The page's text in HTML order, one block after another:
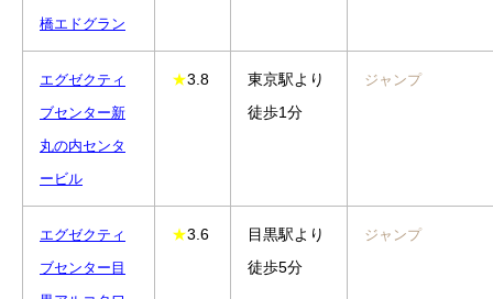
橋エドグラン
エグゼクティ
ブセンター新
丸の内センタ
ービル
★3.8
東京駅より
徒歩1分
ジャンプ
エグゼクティ
ブセンター 目
★3.6
目黒駅より
徒歩5分
ジャンプ